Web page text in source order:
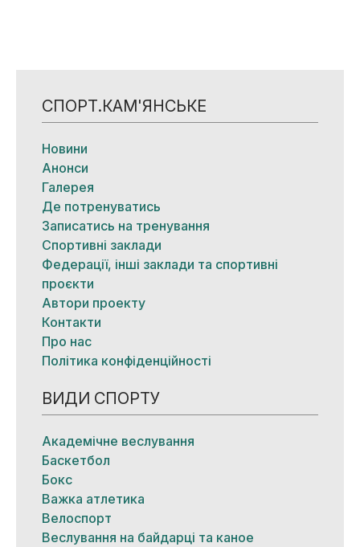
СПОРТ.КАМ'ЯНСЬКЕ
Новини
Анонси
Галерея
Де потренуватись
Записатись на тренування
Спортивні заклади
Федерації, інші заклади та спортивні
проєкти
Автори проекту
Контакти
Про нас
Політика конфіденційності
ВИДИ СПОРТУ
Академічне веслування
Баскетбол
Бокс
Важка атлетика
Велоспорт
Веслування на байдарці та каное